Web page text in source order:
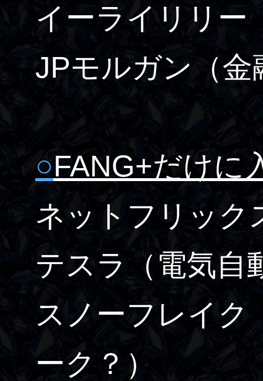
イーライリリー
JPモルガン （
○FANG+だけに
ネットフリック
テスラ
（電気自
スノーフレイク
ーク？）